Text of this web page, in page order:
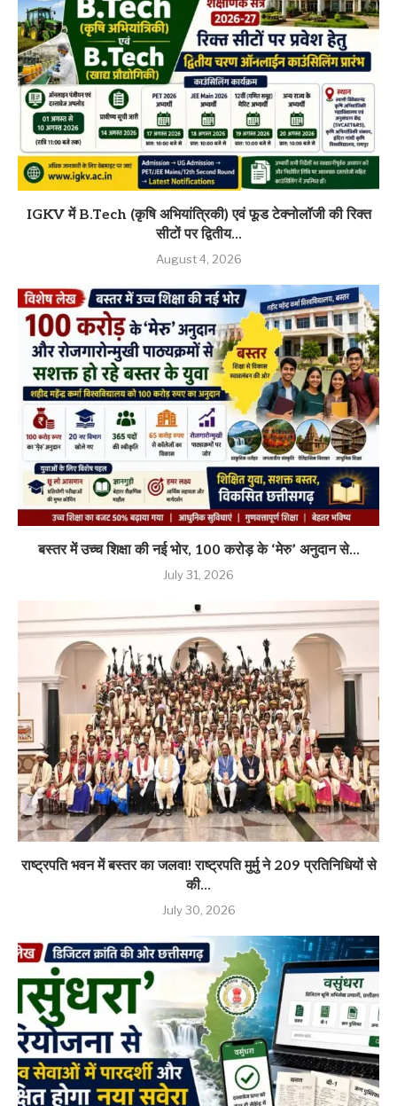
IGKV में B.Tech (कृषि अभियांत्रिकी) एवं फूड टेक्नोलॉजी की रिक्त
सीटों पर द्वितीय...
August 4, 2026
बस्तर में उच्च शिक्षा की नई भोर, 100 करोड़ के ‘मेरु’ अनुदान से...
July 31, 2026
राष्ट्रपति भवन में बस्तर का जलवा! राष्ट्रपति मुर्मु ने 209 प्रतिनिधियों से
की...
July 30, 2026